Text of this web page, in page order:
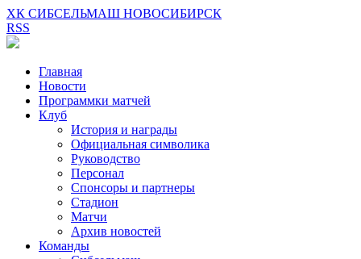
ХК СИБСЕЛЬМАШ НОВОСИБИРСК
RSS
Главная
Новости
Программки матчей
Клуб
История и награды
Официальная символика
Руководство
Персонал
Спонсоры и партнеры
Стадион
Матчи
Архив новостей
Команды